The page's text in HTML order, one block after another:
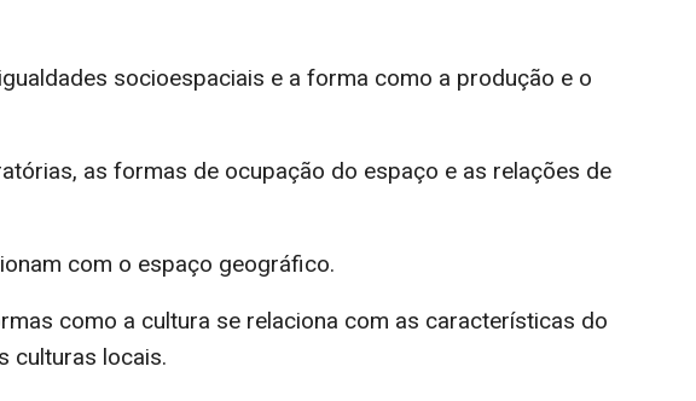
socioespaciais e a forma como a produção e o
as formas de ocupação do espaço e as relações de
com o espaço geográfico.
como a cultura se relaciona com as características do
culturas locais.